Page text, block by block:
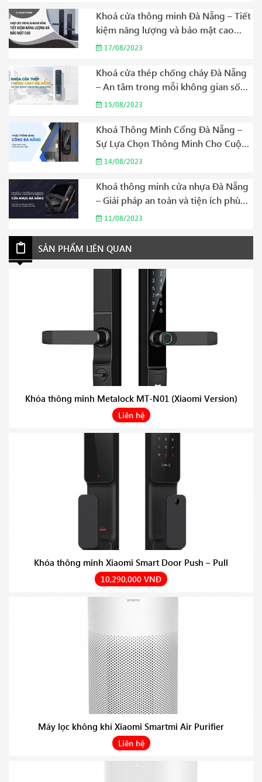
Khoá cửa thông minh Đà Nẵng – Tiết
kiệm năng lượng và bảo mật cao
Năm 2023
17/08/2023
Khoá cửa thép chống cháy Đà Nẵng
– An tâm trong mỗi không gian sống
Năm 2023
15/08/2023
Khoá Thông Minh Cổng Đà Nẵng –
Sự Lựa Chọn Thông Minh Cho Cuộc
Sống Hiện Đại Năm 2023
14/08/2023
Khoá thông minh cửa nhựa Đà Nẵng
– Giải pháp an toàn và tiện ích phù
hợp cho gia đình của bạn Năm 2023
11/08/2023
SẢN PHẨM LIÊN QUAN
Khóa thông minh Metalock MT-N01 (Xiaomi Version)
Liên hệ
Khóa thông minh Xiaomi Smart Door Push – Pull
10,290,000 VNĐ
Máy lọc không khí Xiaomi Smartmi Air Purifier
Liên hệ